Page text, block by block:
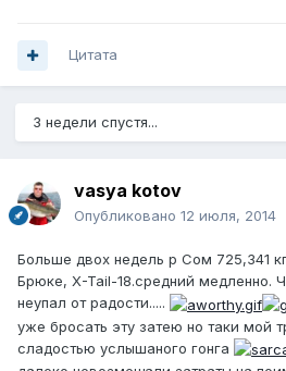
Цитата
3 недели спустя...
vasya kotov
Опубликовано 12 июля, 2014
Больше двох недель р Сом 725,341
Брюке, X-Tail-18.средний медленно.
неупал от радости.....
уже бросать эту затею но таки мой
сладостью услышаного гонга